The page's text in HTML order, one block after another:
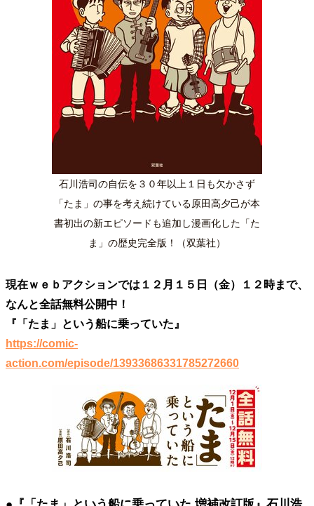
70代のグランドデザイン
社会・カルチャー・マネー
地域とつながる/お金との付き合い方
石川浩司の自伝を３０年以上１日も欠かさず
「たま」の事を考え続けている原田高夕己が本
書初出の新エピソードも追加し漫画化した「た
ま」の歴史完全版！（双葉社）
現在ｗｅｂアクションでは１２月１５日（金）１２時まで、
なんと全話無料公開中！
『「たま」という船に乗っていた』
https://comic-
action.com/episode/13933686331785272660